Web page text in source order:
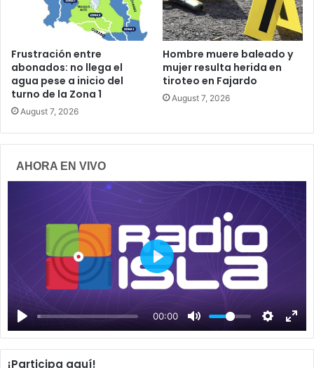
Frustración entre
abonados: no llega el
agua pese a inicio del
turno de la Zona 1
August 7, 2026
Hombre muere baleado y
mujer resulta herida en
tiroteo en Fajardo
August 7, 2026
AHORA EN VIVO
00:00
P
y
¡Participa aquí!